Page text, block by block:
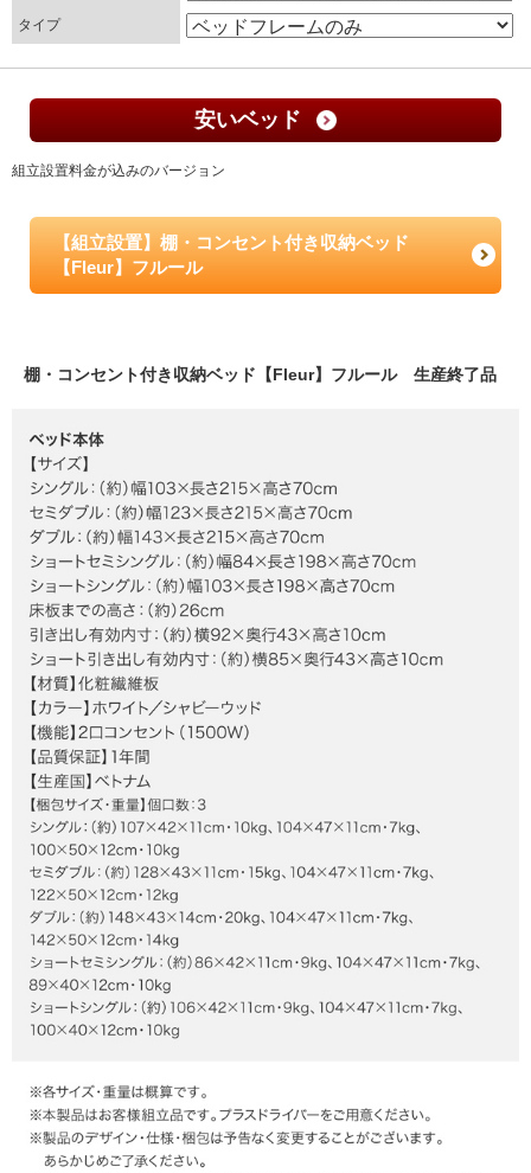
タイプ
安いベッド
組立設置料金が込みのバージョン
【組立設置】棚・コンセント付き収納ベッド
【Fleur】フルール
棚・コンセント付き収納ベッド【Fleur】フルール 生産終了品